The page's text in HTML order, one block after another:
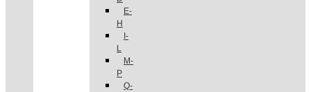
E-
H
I-
L
M-
P
Q-